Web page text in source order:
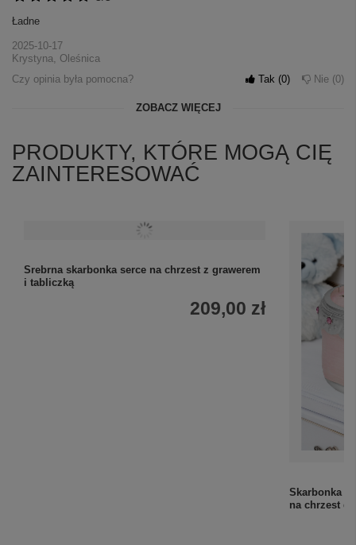
Ładne
2025-10-17
Krystyna, Oleśnica
Czy opinia była pomocna?
Tak 0 Nie 0
ZOBACZ WIĘCEJ
PRODUKTY, KTÓRE MOGĄ CIĘ
ZAINTERESOWAĆ
Skarbonka
na chrzest